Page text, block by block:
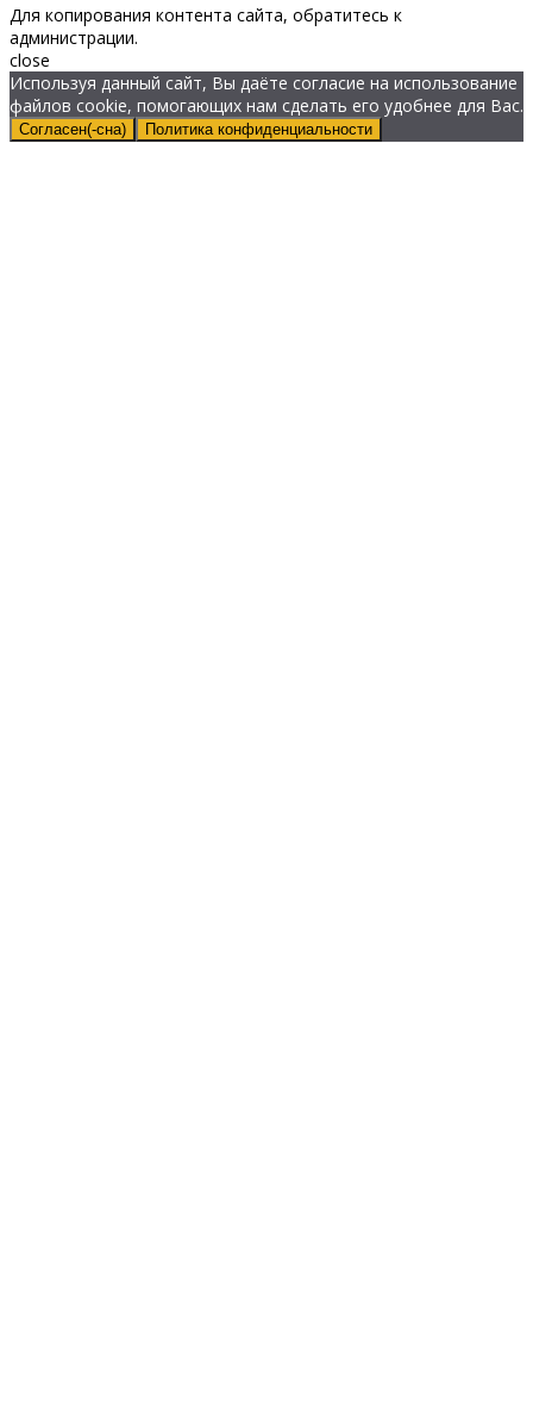
Для копирования контента сайта, обратитесь к
администрации.
close
Используя данный сайт, Вы даёте согласие на использование
файлов cookie, помогающих нам сделать его удобнее для Вас.
Согласен(-сна) Политика конфиденциальности